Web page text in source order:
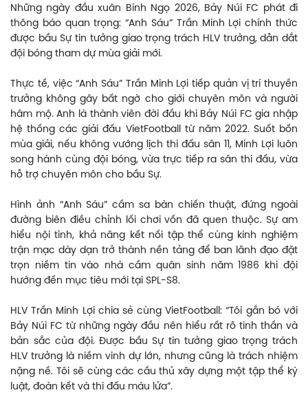
Những ngày đầu xuân Bính Ngọ 2026, Bảy Núi FC phát đi
thông báo quan trọng: “Anh Sáu” Trần Minh Lợi chính thức
được bầu Sự tin tưởng giao trọng trách HLV trưởng, dẫn dắt
đội bóng tham dự mùa giải mới.
Thực tế, việc “Anh Sáu” Trần Minh Lợi tiếp quản vị trí thuyền
trưởng không gây bất ngờ cho giới chuyên môn và người
hâm mộ. Anh là thành viên đời đầu khi Bảy Núi FC gia nhập
hệ thống các giải đấu VietFootball từ năm 2022. Suốt bốn
mùa giải, nếu không vướng lịch thi đấu sân 11, Minh Lợi luôn
song hành cùng đội bóng, vừa trực tiếp ra sân thi đấu, vừa
hỗ trợ chuyên môn cho bầu Sự.
Hình ảnh “Anh Sáu” cầm sa bàn chiến thuật, đứng ngoài
đường biên điều chỉnh lối chơi vốn đã quen thuộc. Sự am
hiểu nội tình, khả năng kết nối tập thể cùng kinh nghiệm
trận mạc dày dạn trở thành nền tảng để ban lãnh đạo đặt
trọn niềm tin vào nhà cầm quân sinh năm 1986 khi đội
hướng đến mục tiêu mới tại SPL-S8.
HLV Trần Minh Lợi chia sẻ cùng VietFootball: “Tôi gắn bó với
Bảy Núi FC từ những ngày đầu nên hiểu rất rõ tinh thần và
bản sắc của đội. Được bầu Sự tin tưởng giao trọng trách
HLV trưởng là niềm vinh dự lớn, nhưng cũng là trách nhiệm
nặng nề. Tôi sẽ cùng các cầu thủ xây dựng một tập thể kỷ
luật, đoàn kết và thi đấu máu lửa”.